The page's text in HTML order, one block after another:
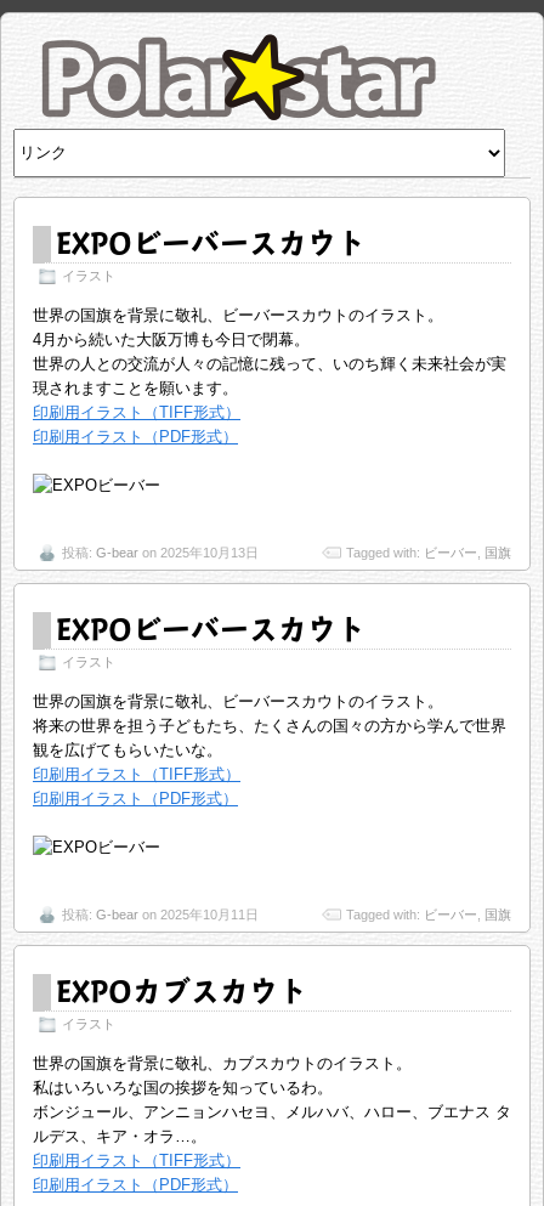
EXPOビーバースカウト
イラスト
世界の国旗を背景に敬礼、ビーバースカウトのイラスト。
4月から続いた大阪万博も今日で閉幕。
世界の人との交流が人々の記憶に残って、いのち輝く未来社会が実
現されますことを願います。
印刷用イラスト（TIFF形式）
印刷用イラスト（PDF形式）
投稿: G-bear on 2025年10月13日 Tagged with: ビーバー 国旗
EXPOビーバースカウト
イラスト
世界の国旗を背景に敬礼、ビーバースカウトのイラスト。
将来の世界を担う子どもたち、たくさんの国々の方から学んで世界
観を広げてもらいたいな。
印刷用イラスト（TIFF形式）
印刷用イラスト（PDF形式）
投稿: G-bear on 2025年10月11日 Tagged with: ビーバー 国旗
EXPOカブスカウト
イラスト
世界の国旗を背景に敬礼、カブスカウトのイラスト。
私はいろいろな国の挨拶を知っているわ。
ボンジュール、アンニョンハセヨ、メルハバ、ハロー、ブエナス タ
ルデス、キア・オラ…。
印刷用イラスト（TIFF形式）
印刷用イラスト（PDF形式）